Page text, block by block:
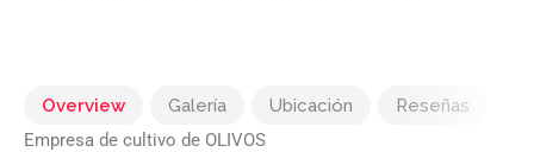
Overview Galería Ubicación
Reseñas
Empresa de cultivo de OLIVOS